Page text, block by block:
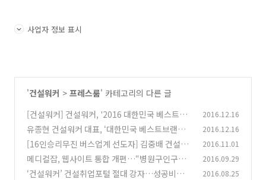
사업자 정보 표시
'건설워커 > 프레스룸' 카테고리의 다른 글
[건설워커] 건설워커, '2016 대한민국 베스트브
랜드大賞' 수상
(0)
2016.12.16
유종현 건설워커 대표, ‘대한민국 베스트브랜드
大賞’ 수상
(0)
2016.12.16
[16인승리무진 버스업계 선도자] 김중배 건설워
커 자문위원, 성공취업 핵심은 '스펙'이 아니라
'차별화' (0)
2016.11.01
메디컬잡, 웹사이트 통합 개편…“병원구인구직,
임대분양 정보 한 눈에…" (0)
2016.09.29
‘건설워커’ 건설취업포털 절대 강자…성공비결은
2016.08.25